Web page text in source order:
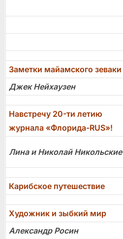
Заметки майамского зеваки
Джек Нейхаузен
Навстречу 20-ти летию
журнала «Флорида-RUS»!
Лина и Николай Никольские
Карибское путешествие
Художник и зыбкий мир
Александр Росин